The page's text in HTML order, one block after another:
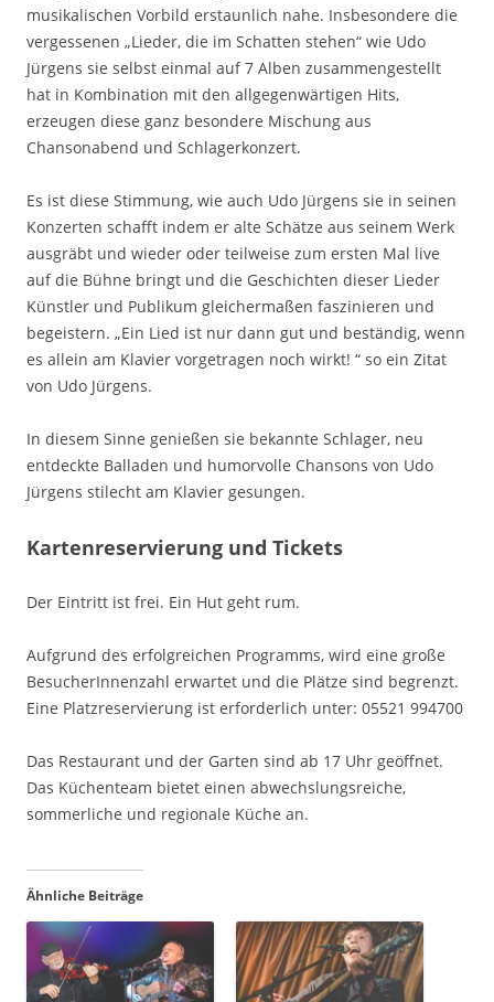
musikalischen Vorbild erstaunlich nahe. Insbesondere die
vergessenen „Lieder, die im Schatten stehen“ wie Udo
Jürgens sie selbst einmal auf 7 Alben zusammengestellt
hat in Kombination mit den allgegenwärtigen Hits,
erzeugen diese ganz besondere Mischung aus
Chansonabend und Schlagerkonzert.
Es ist diese Stimmung, wie auch Udo Jürgens sie in seinen
Konzerten schafft indem er alte Schätze aus seinem Werk
ausgräbt und wieder oder teilweise zum ersten Mal live
auf die Bühne bringt und die Geschichten dieser Lieder
Künstler und Publikum gleichermaßen faszinieren und
begeistern. „Ein Lied ist nur dann gut und beständig, wenn
es allein am Klavier vorgetragen noch wirkt! “ so ein Zitat
von Udo Jürgens.
In diesem Sinne genießen sie bekannte Schlager, neu
entdeckte Balladen und humorvolle Chansons von Udo
Jürgens stilecht am Klavier gesungen.
Kartenreservierung und Tickets
Der Eintritt ist frei. Ein Hut geht rum.
Aufgrund des erfolgreichen Programms, wird eine große
BesucherInnenzahl erwartet und die Plätze sind begrenzt.
Eine Platzreservierung ist erforderlich unter: 05521 994700
Das Restaurant und der Garten sind ab 17 Uhr geöffnet.
Das Küchenteam bietet einen abwechslungsreiche,
sommerliche und regionale Küche an.
Ähnliche Beiträge